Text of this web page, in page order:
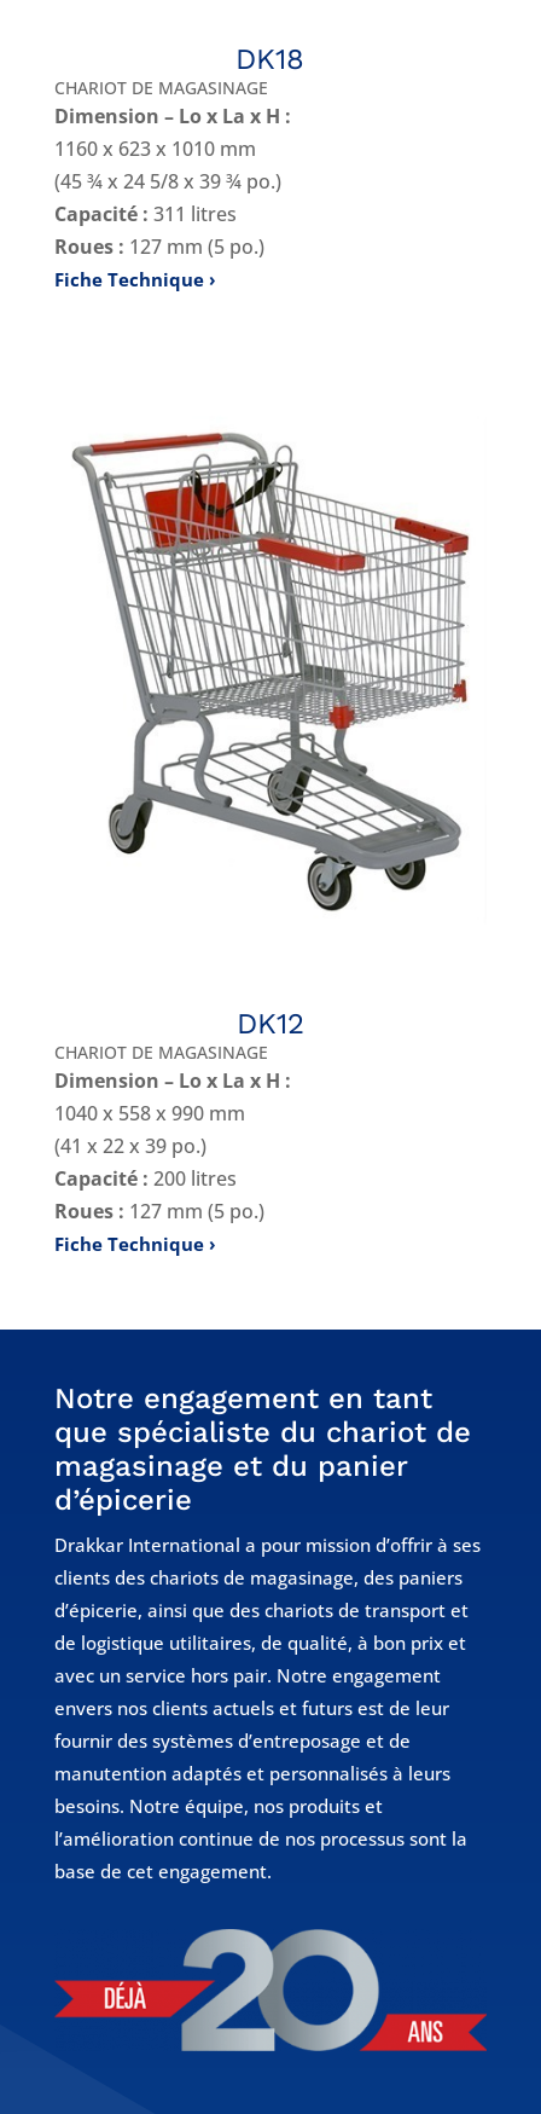
DK18
CHARIOT DE MAGASINAGE
Dimension – Lo x La x H :
1160 x 623 x 1010 mm
(45 ¾ x 24 5/8 x 39 ¾ po.)
Capacité : 311 litres
Roues : 127 mm (5 po.)
Fiche Technique
DK12
CHARIOT DE MAGASINAGE
Dimension – Lo x La x H :
1040 x 558 x 990 mm
(41 x 22 x 39 po.)
Capacité : 200 litres
Roues : 127 mm (5 po.)
Fiche Technique
Notre engagement en tant
que spécialiste du chariot de
magasinage et du panier
d’épicerie
Drakkar International a pour mission d’offrir à ses
clients des chariots de magasinage, des paniers
d’épicerie, ainsi que des chariots de transport et
de logistique utilitaires, de qualité, à bon prix et
avec un service hors pair. Notre engagement
envers nos clients actuels et futurs est de leur
fournir des systèmes d’entreposage et de
manutention adaptés et personnalisés à leurs
besoins. Notre équipe, nos produits et
l’amélioration continue de nos processus sont la
base de cet engagement.